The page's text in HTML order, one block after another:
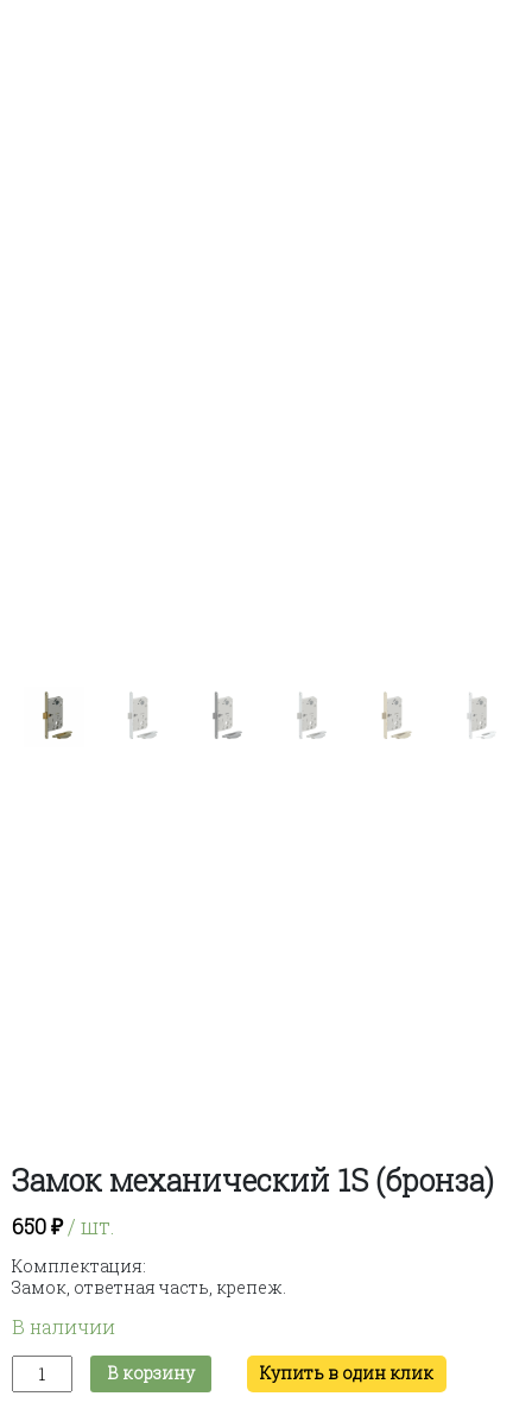
Замок механический 1S (бронза)
650₽/ шт.
Комплектация:
Замок, ответная часть, крепеж.
В наличии
Количество
товара
В корзину Купить в один клик